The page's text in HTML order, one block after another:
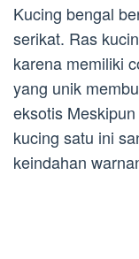
Kucing bengal
serikat. Ras
karena memiliki
yang unik
eksotis
kucing satu ini
keindahan